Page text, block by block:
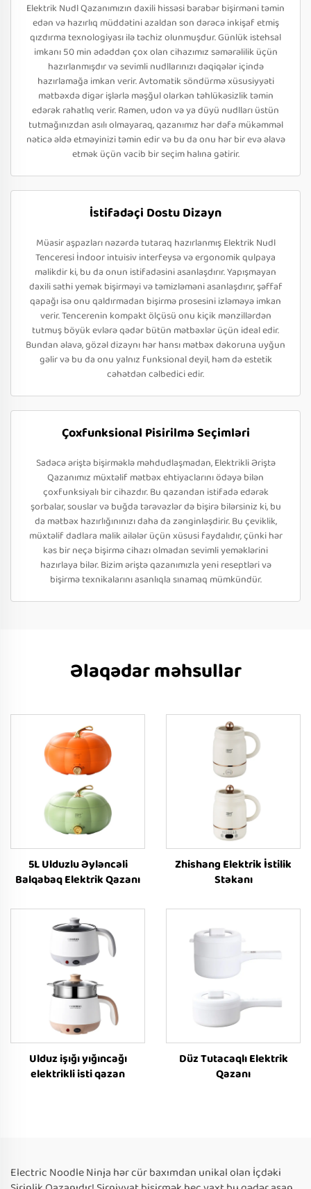
Elektrik Nudl Qazanımızın daxili hissəsi bərabər bişirməni təmin
edən və hazırlıq müddətini azaldan son dərəcə inkişaf etmiş
qızdırma texnologiyası ilə təchiz olunmuşdur. Günlük istehsal
imkanı 50 min ədəddən çox olan cihazımız səmərəlilik üçün
hazırlanmışdır və sevimli nudllarınızı dəqiqələr içində
hazırlamağa imkan verir. Avtomatik söndürmə xüsusiyyəti
mətbəxdə digər işlərlə məşğul olarkən təhlükəsizlik təmin
edərək rahatlıq verir. Ramen, udon və ya düyü nudlları üstün
tutmağınızdan asılı olmayaraq, qazanımız hər dəfə mükəmməl
nəticə əldə etməyinizi təmin edir və bu da onu hər bir evə əlavə
etmək üçün vacib bir seçim halına gətirir.
İstifadəçi Dostu Dizayn
Müasir aşpazları nəzərdə tutaraq hazırlanmış Elektrik Nudl
Tenceresi İndoor intuisiv interfeysə və ergonomik qulpaya
malikdir ki, bu da onun istifadəsini asanlaşdırır. Yapışmayan
daxili səthi yemək bişirməyi və təmizləməni asanlaşdırır, şəffaf
qapağı isə onu qaldırmadan bişirmə prosesini izləməyə imkan
verir. Tencerenin kompakt ölçüsü onu kiçik mənzillərdən
tutmuş böyük evlərə qədər bütün mətbəxlər üçün ideal edir.
Bundan əlavə, gözəl dizaynı hər hansı mətbəx dəkoruna uyğun
gəlir və bu da onu yalnız funksional deyil, həm də estetik
cəhətdən cəlbedici edir.
Çoxfunksional Pisirilmə Seçimləri
Sadəcə əriştə bişirməklə məhdudlaşmadan, Elektrikli Əriştə
Qazanımız müxtəlif mətbəx ehtiyaclarını ödəyə bilən
çoxfunksiyalı bir cihazdır. Bu qazandan istifadə edərək
şorbalar, souslar və buğda tərəvəzlər də bişirə bilərsiniz ki, bu
da mətbəx hazırlığınınızı daha da zənginləşdirir. Bu çeviklik,
müxtəlif dadlara malik ailələr üçün xüsusi faydalıdır, çünki hər
kəs bir neçə bişirmə cihazı olmadan sevimli yeməklərini
hazırlaya bilər. Bizim əriştə qazanımızla yeni reseptləri və
bişirmə texnikalarını asanlıqla sınamaq mümkündür.
Əlaqədar məhsullar
5L Ulduzlu Əyləncəli
Balqabaq Elektrik Qazanı
Zhishang Elektrik İstilik
Stəkanı
Ulduz işığı yığıncağı
elektrikli isti qazan
Düz Tutacaqlı Elektrik
Qazanı
Electric Noodle Ninja hər cür baxımdan unikal olan İçdəki